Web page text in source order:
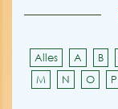
Alles A B
M
N O P